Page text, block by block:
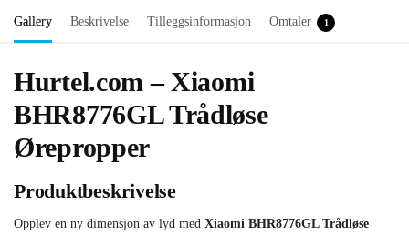
Gallery Beskrivelse Tilleggsinformasjon Omtaler 1
Hurtel.com – Xiaomi
BHR8776GL Trådløse
Ørepropper
Produktbeskrivelse
Opplev en ny dimensjon av lyd med Xiaomi BHR8776GL Trådløse